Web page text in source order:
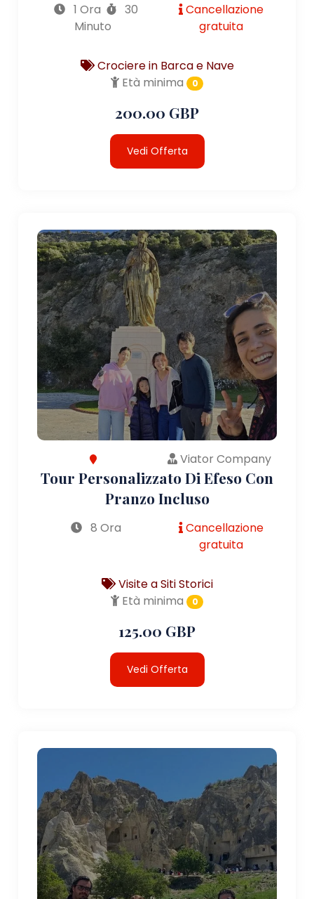
1 Ora
30
Minuto
Cancellazione
gratuita
Crociere in Barca e Nave
Età minima
0
200.00 GBP
Vedi Offerta
Viator Company
Tour Personalizzato Di Efeso Con
Pranzo Incluso
8 Ora
Cancellazione
gratuita
Visite a Siti Storici
Età minima
0
125.00 GBP
Vedi Offerta